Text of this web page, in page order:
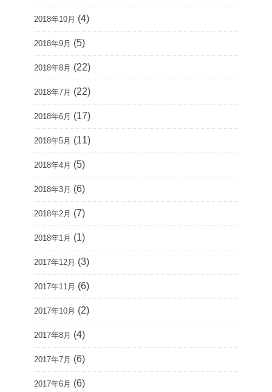
2018年10月 (4)
2018年9月 (5)
2018年8月 (22)
2018年7月 (22)
2018年6月 (17)
2018年5月 (11)
2018年4月 (5)
2018年3月 (6)
2018年2月 (7)
2018年1月 (1)
2017年12月 (3)
2017年11月 (6)
2017年10月 (2)
2017年8月 (4)
2017年7月 (6)
2017年6月 (6)